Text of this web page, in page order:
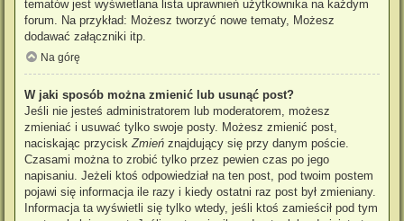
tematów jest wyświetlana lista uprawnień użytkownika na każdym
forum. Na przykład: Możesz tworzyć nowe tematy, Możesz
dodawać załączniki itp.
Na górę
W jaki sposób można zmienić lub usunąć post?
Jeśli nie jesteś administratorem lub moderatorem, możesz
zmieniać i usuwać tylko swoje posty. Możesz zmienić post,
naciskając przyciskZmień znajdujący się przy danym poście.
Czasami można to zrobić tylko przez pewien czas po jego
napisaniu. Jeżeli ktoś odpowiedział na ten post, pod twoim postem
pojawi się informacja ile razy i kiedy ostatni raz post był zmieniany.
Informacja ta wyświetli się tylko wtedy, jeśli ktoś zamieścił pod tym